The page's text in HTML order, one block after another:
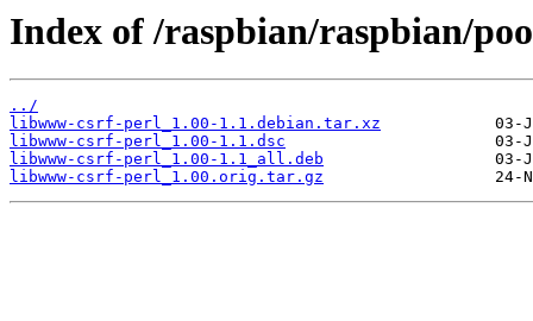
Index of /raspbian/raspbian/
../
libwww-csrf-perl_1.00-1.1.debian.tar.xz
libwww-csrf-perl_1.00-1.1.dsc
libwww-csrf-perl_1.00-1.1_all.deb
libwww-csrf-perl_1.00.orig.tar.gz